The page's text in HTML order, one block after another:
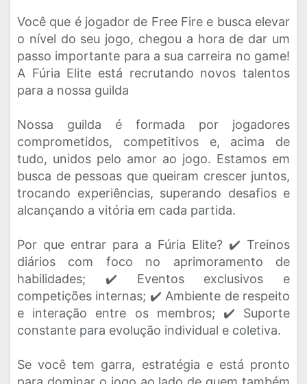
Você que é jogador de Free Fire e busca elevar
o nível do seu jogo, chegou a hora de dar um
passo importante para a sua carreira no game!
A Fúria Elite está recrutando novos talentos
para a nossa guilda
Nossa guilda é formada por jogadores
comprometidos, competitivos e, acima de
tudo, unidos pelo amor ao jogo. Estamos em
busca de pessoas que queiram crescer juntos,
trocando experiências, superando desafios e
alcançando a vitória em cada partida.
Por que entrar para a Fúria Elite? ✔️ Treinos
diários com foco no aprimoramento de
habilidades; ✔️ Eventos exclusivos e
competições internas; ✔️ Ambiente de respeito
e interação entre os membros; ✔️ Suporte
constante para evolução individual e coletiva.
Se você tem garra, estratégia e está pronto